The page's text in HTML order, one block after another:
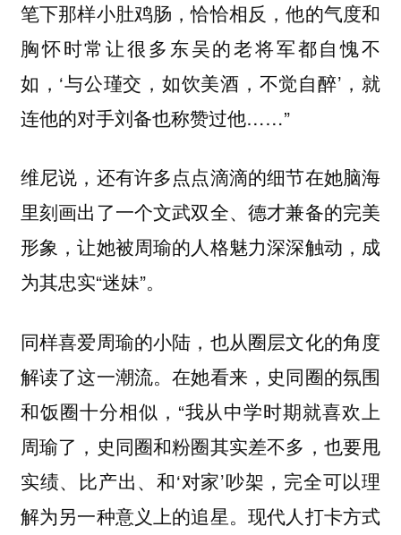
笔下那样小肚鸡肠，恰恰相反，他的气度和
胸怀时常让很多东吴的老将军都自愧不
如，‘与公瑾交，如饮美酒，不觉自醉’，就
连他的对手刘备也称赞过他……”
维尼说，还有许多点点滴滴的细节在她脑海
里刻画出了一个文武双全、德才兼备的完美
形象，让她被周瑜的人格魅力深深触动，成
为其忠实“迷妹”。
同样喜爱周瑜的小陆，也从圈层文化的角度
解读了这一潮流。在她看来，史同圈的氛围
和饭圈十分相似，“我从中学时期就喜欢上
周瑜了，史同圈和粉圈其实差不多，也要甩
实绩、比产出、和‘对家’吵架，完全可以理
解为另一种意义上的追星。现代人打卡方式